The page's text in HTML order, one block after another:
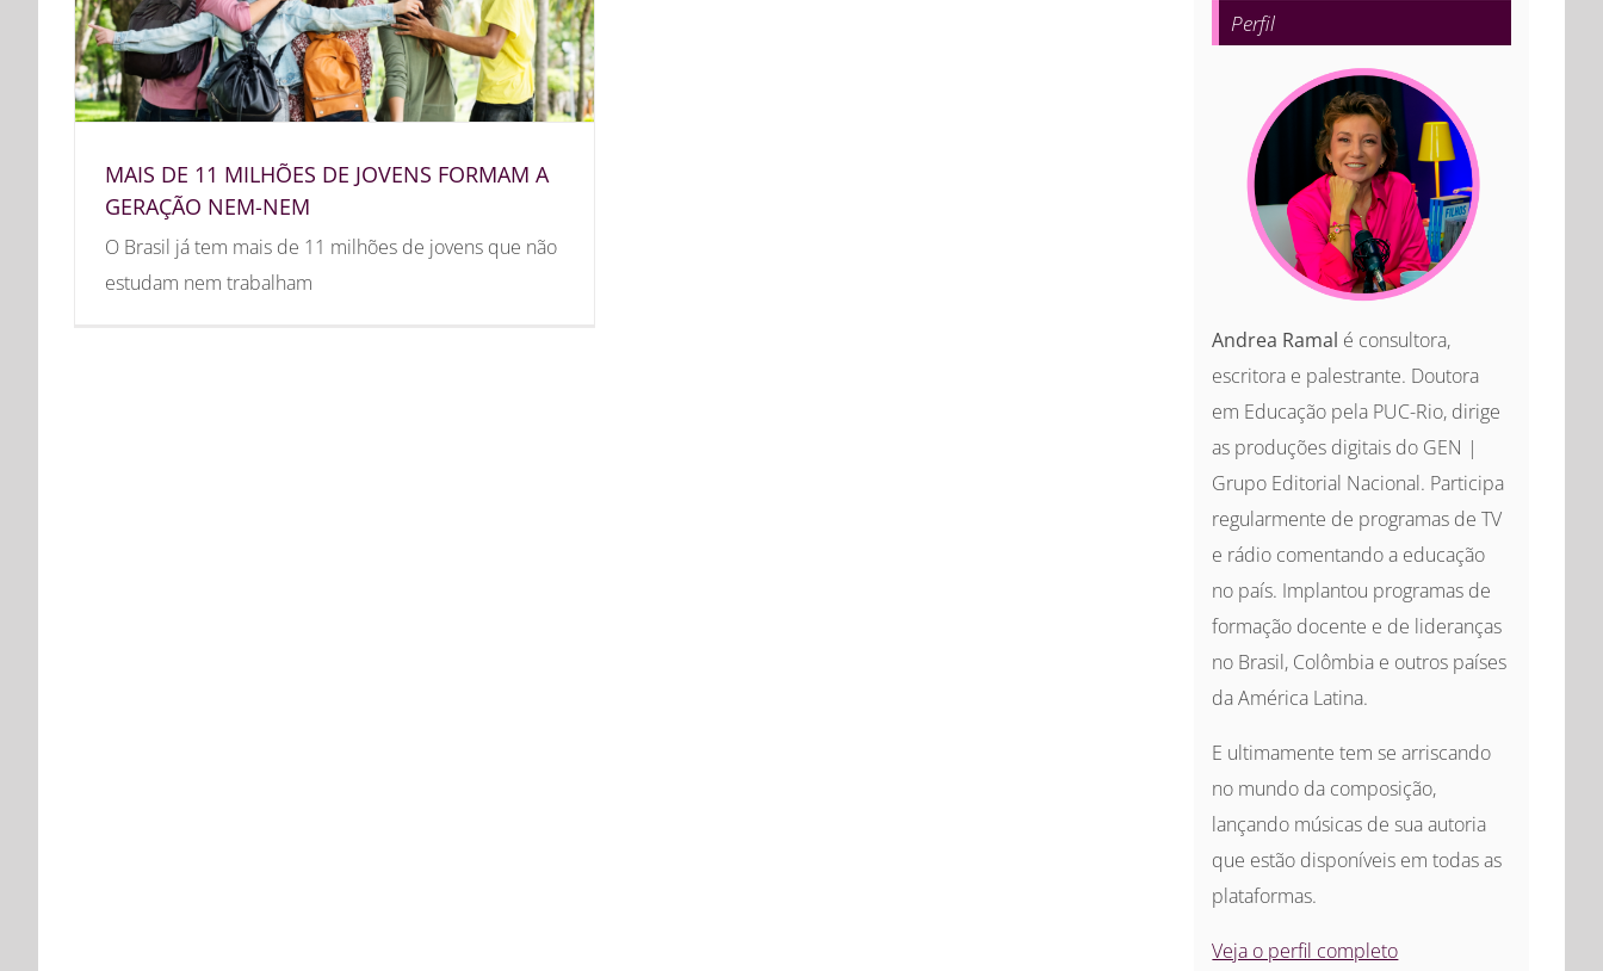
MAIS DE 11 MILHÕES DE JOVENS FORMAM A
GERAÇÃO NEM-NEM
O Brasil já tem mais de 11 milhões de jovens que não
estudam nem trabalham
Perfil
Andrea Ramal é consultora,
escritora e palestrante. Doutora
em Educação pela PUC-Rio, dirige
as produções digitais do GEN |
Grupo Editorial Nacional. Participa
regularmente de programas de TV
e rádio comentando a educação
no país. Implantou programas de
formação docente e de lideranças
no Brasil, Colômbia e outros países
da América Latina.
E ultimamente tem se arriscando
no mundo da composição,
lançando músicas de sua autoria
que estão disponíveis em todas as
plataformas.
Veja o perfil completo